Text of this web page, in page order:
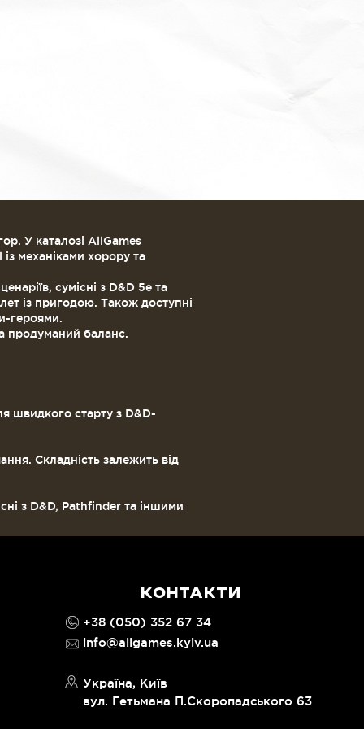
У каталозі AllGames
механіками хорору та
сумісні з D&D 5e та
із пригодою. Також доступні
героями.
продуманий баланс.
швидкого старту з D&D-
Складність залежить від
з D&D, Pathfinder та іншими
КОНТАКТИ
+38 (050) 352 67 34
info@allgames.kyiv.ua
Україна, Київ
вул. Гетьмана П.Скоропадського 63